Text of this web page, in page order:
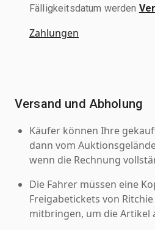
Fälligkeitsdatum werden
Zahlungen
Versand und Abholung
Käufer können Ihre
dann vom
wenn die Rechnung
Die Fahrer müssen eine
Freigabetickets von
mitbringen, um die Artikel